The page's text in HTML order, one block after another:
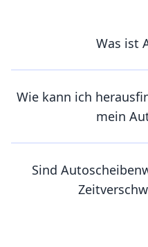
Was ist
Wie kann ich
mein
Sind